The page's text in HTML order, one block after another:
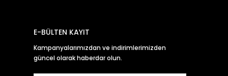
E-BÜLTEN KAYIT
Kampanyalarımızdan ve indirimlerimizden
güncel olarak haberdar olun.